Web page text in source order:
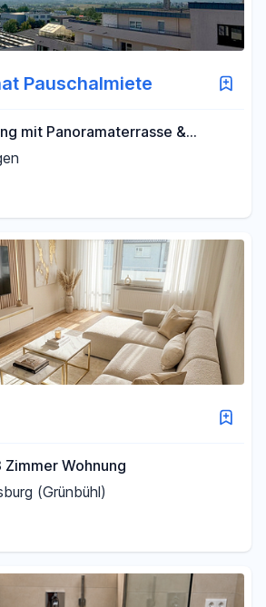
Pauschalmiete
mit Panoramaterrasse &
Wohnung
(Grünbühl)